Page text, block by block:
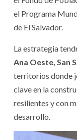
el Programa
de El Salvador.
La estrategia
Ana Oeste, San
territorios donde
clave en la
resilientes y con
desarrollo.